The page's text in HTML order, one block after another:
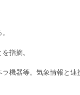
指摘。
機器等。気象情報と連